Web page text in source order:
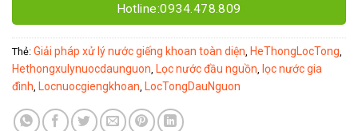
Hotline:0934.478.809
Thẻ: Giải pháp xử lý nước giếng khoan toàn diện HeThongLocTong
Hethongxulynuocdaunguon Lọc nước đầu nguồn lọc nước gia
đình Locnuocgiengkhoan LocTongDauNguon